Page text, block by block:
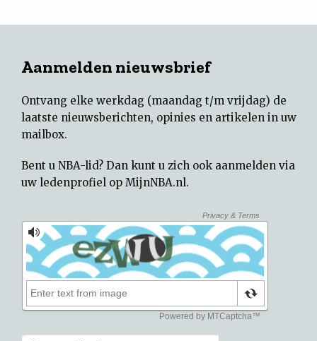
Aanmelden nieuwsbrief
Ontvang elke werkdag (maandag t/m vrijdag) de
laatste nieuwsberichten, opinies en artikelen in uw
mailbox.
Bent u NBA-lid? Dan kunt u zich ook aanmelden via
uw ledenprofiel op MijnNBA.nl.